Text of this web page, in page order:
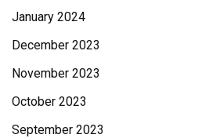
January 2024
December 2023
November 2023
October 2023
September 2023